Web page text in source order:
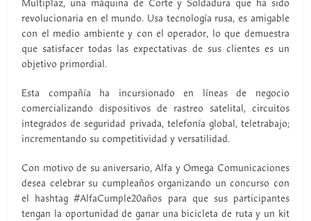
Multiplaz, una máquina de Corte y Soldadura que ha sido
revolucionaria en el mundo. Usa tecnología rusa, es amigable
con el medio ambiente y con el operador, lo que demuestra
que satisfacer todas las expectativas de sus clientes es un
objetivo primordial.
Esta compañía ha incursionado en líneas de negocio
comercializando dispositivos de rastreo satelital, circuitos
integrados de seguridad privada, telefonía global, teletrabajo;
incrementando su competitividad y versatilidad.
Con motivo de su aniversario, Alfa y Omega Comunicaciones
desea celebrar su cumpleaños organizando un concurso con
el hashtag #AlfaCumple20años para que sus participantes
tengan la oportunidad de ganar una bicicleta de ruta y un kit